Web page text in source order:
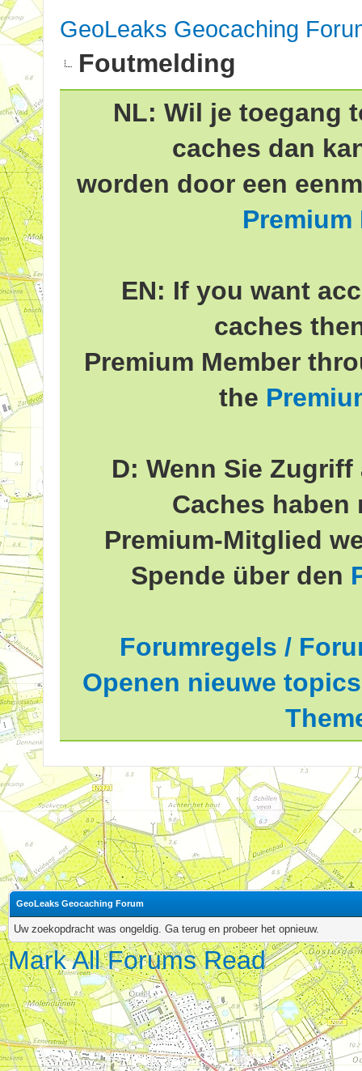
GeoLeaks Geocaching
Foutmelding
NL: Wil je toegang
caches dan
worden door een
Premium
EN: If you want
caches
Premium Member
the
D: Wenn Sie
Caches haben
Premium-Mitglied
Spende über den
Forumregels /
Openen nieuwe
GeoLeaks Geocaching Forum
Uw zoekopdracht was ongeldig. Ga terug en probeer het opnieuw.
Mark All Forums Read